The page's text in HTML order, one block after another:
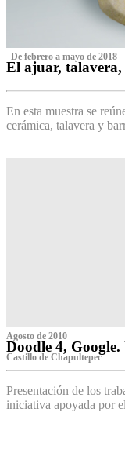
‌ De febrero a mayo de 2018
El ajuar,
En esta muestra se
cerámica, talavera y
Agosto de 2010
Doodle 4,
Castillo de Chapultepec
Presentación de los
iniciativa apoyada por